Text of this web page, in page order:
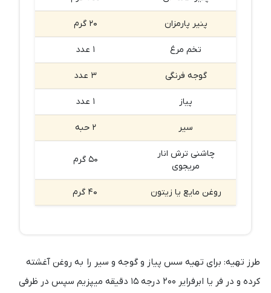
پنیر پارمزان ۲۰ گرم
تخم مرغ ۱ عدد
گوجه فرنگی ۳ عدد
پیاز ۱ عدد
سیر ۲ حبه
چاشنی ترش انار
مریجوی
۵۰ گرم
روغن مایع یا زیتون
طرز تهیه: برای تهیه سس پیاز و گوجه و سیر را به روغن آغشته
کرده و در فر یا ابرفرایر ۲۰۰ درجه ۱۵ دقیقه میپزیم سپس در ظرفی